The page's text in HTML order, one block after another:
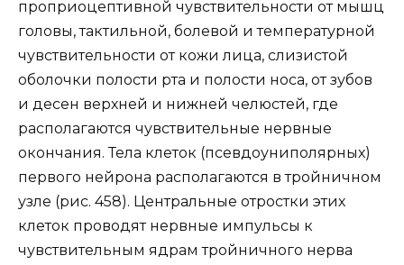
проприоцептивной чувствительности от мышц
головы, тактильной, болевой и температурной
чувствительности от кожи лица, слизистой
оболочки полости рта и полости носа, от зубов
и десен верхней и нижней челюстей, где
располагаются чувствительные нервные
окончания. Тела клеток (псевдоуниполярных)
первого нейрона располагаются в тройничном
узле (рис. 458). Центральные отростки этих
клеток проводят нервные импульсы к
чувствительным ядрам тройничного нерва